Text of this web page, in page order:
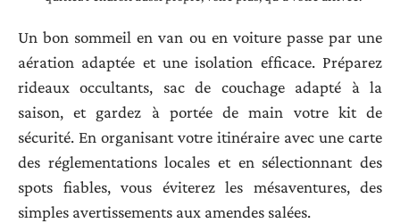
Un bon sommeil en van ou en voiture passe par une
aération adaptée et une isolation efficace. Préparez
rideaux occultants, sac de couchage adapté à la
saison, et gardez à portée de main votre kit de
sécurité. En organisant votre itinéraire avec une carte
des réglementations locales et en sélectionnant des
spots fiables, vous éviterez les mésaventures, des
simples avertissements aux amendes salées.